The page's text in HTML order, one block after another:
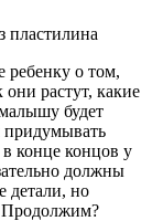
пластилина
ребенку о том,
растут, какие
будет
придумывать
конце концов у
должны
детали, но
Продолжим?